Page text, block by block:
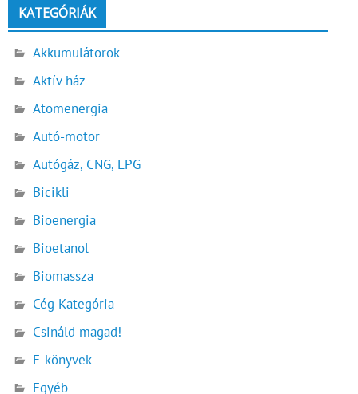
KATEGÓRIÁK
Akkumulátorok
Aktív ház
Atomenergia
Autó-motor
Autógáz, CNG, LPG
Bicikli
Bioenergia
Bioetanol
Biomassza
Cég Kategória
Csináld magad!
E-könyvek
Egyéb